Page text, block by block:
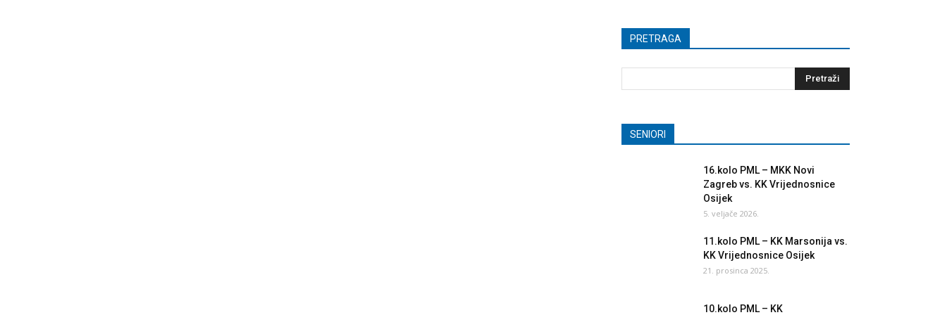
PRETRAGA
SENIORI
16.kolo PML – MKK Novi
Zagreb vs. KK Vrijednosnice
Osijek
5. veljače 2026.
11.kolo PML – KK Marsonija vs.
KK Vrijednosnice Osijek
21. prosinca 2025.
10.kolo PML – KK